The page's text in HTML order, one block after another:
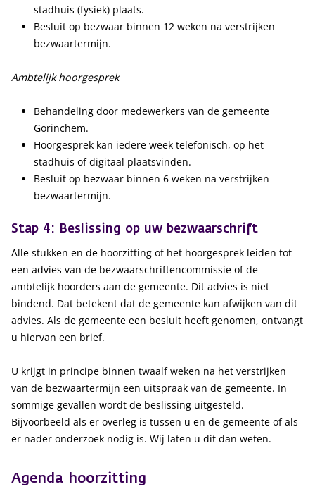
stadhuis (fysiek) plaats.
Besluit op bezwaar binnen 12 weken na verstrijken
bezwaartermijn.
Ambtelijk hoorgesprek
Behandeling door medewerkers van de gemeente
Gorinchem.
Hoorgesprek kan iedere week telefonisch, op het
stadhuis of digitaal plaatsvinden.
Besluit op bezwaar binnen 6 weken na verstrijken
bezwaartermijn.
Stap 4: Beslissing op uw bezwaarschrift
Alle stukken en de hoorzitting of het hoorgesprek leiden tot
een advies van de bezwaarschriftencommissie of de
ambtelijk hoorders aan de gemeente. Dit advies is niet
bindend. Dat betekent dat de gemeente kan afwijken van dit
advies. Als de gemeente een besluit heeft genomen, ontvangt
u hiervan een brief.
U krijgt in principe binnen twaalf weken na het verstrijken
van de bezwaartermijn een uitspraak van de gemeente. In
sommige gevallen wordt de beslissing uitgesteld.
Bijvoorbeeld als er overleg is tussen u en de gemeente of als
er nader onderzoek nodig is. Wij laten u dit dan weten.
Agenda hoorzitting